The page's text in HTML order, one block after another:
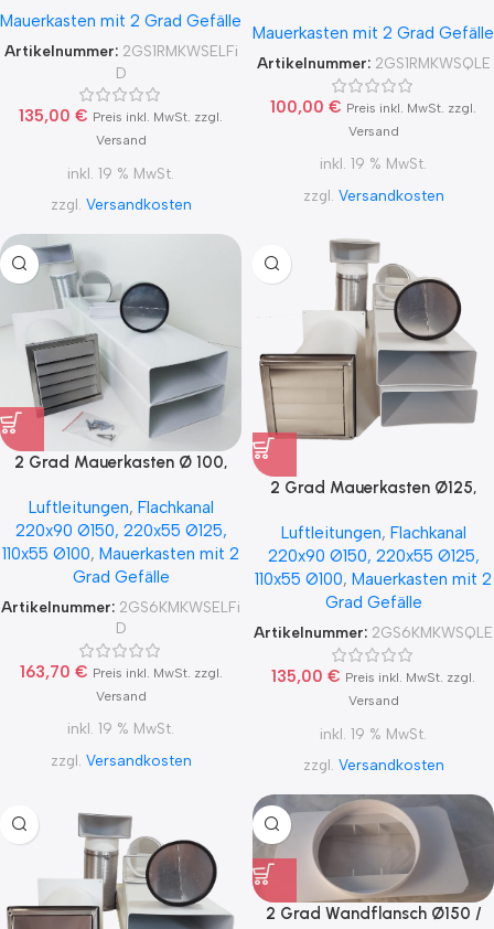
Dunstabzug Rückstauklappe
2GS1-R-MKWSELFiD, runter zur
Haube mit Aluflex
Mauerkasten mit 2 Grad Gefälle
Artikelnummer: 2GS1RMKWSELFi
D
135,00 € Preis inkl. MwSt. zzgl.
Versand
inkl. 19 % MwSt.
zzgl. Versandkosten
Dunstabzug Rückstauklappe
2GS1-R-MKWSQLE, runter zur
Haube mit Aluflex
Mauerkasten mit 2 Grad Gefälle
Artikelnummer: 2GS1RMKWSQLE
100,00 € Preis inkl. MwSt. zzgl.
Versand
inkl. 19 % MwSt.
zzgl. Versandkosten
2 Grad Mauerkasten Ø 100,
Dunstabzug Rückstauklappe
2GS6-K-MKWSELFiD, runter
zur Haube mit Aluflex
Luftleitungen, Flachkanal
220x90 Ø150, 220x55 Ø125,
110x55 Ø100, Mauerkasten mit 2
Grad Gefälle
Artikelnummer: 2GS6KMKWSELFi
D
163,70 € Preis inkl. MwSt. zzgl.
Versand
inkl. 19 % MwSt.
zzgl. Versandkosten
2 Grad Mauerkasten Ø125,
Edelstahl Wetterschutzgitter,
runter zur Haube mit Aluflex
Luftleitungen, Flachkanal
220x90 Ø150, 220x55 Ø125,
110x55 Ø100, Mauerkasten mit 2
Grad Gefälle
Artikelnummer: 2GS6KMKWSQLE
135,00 € Preis inkl. MwSt. zzgl.
Versand
inkl. 19 % MwSt.
zzgl. Versandkosten
2 Grad Wandflansch Ø150 /